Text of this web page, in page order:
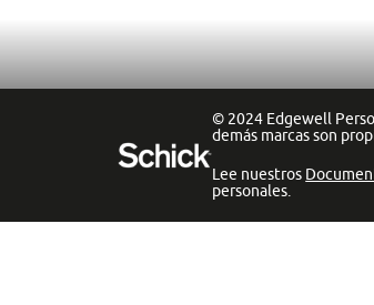
© 2024 Edgewell
demás marcas son
Lee nuestros
personales.